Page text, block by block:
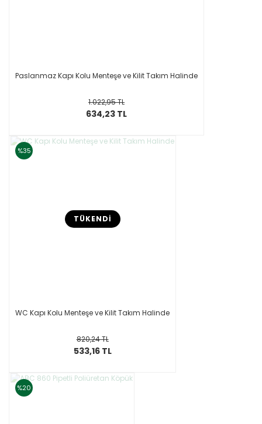
Paslanmaz Kapı Kolu Menteşe ve Kilit Takım Halinde
1.022,95 TL
634,23 TL
%35
TÜKENDİ
WC Kapı Kolu Menteşe ve Kilit Takım Halinde
820,24 TL
533,16 TL
%20